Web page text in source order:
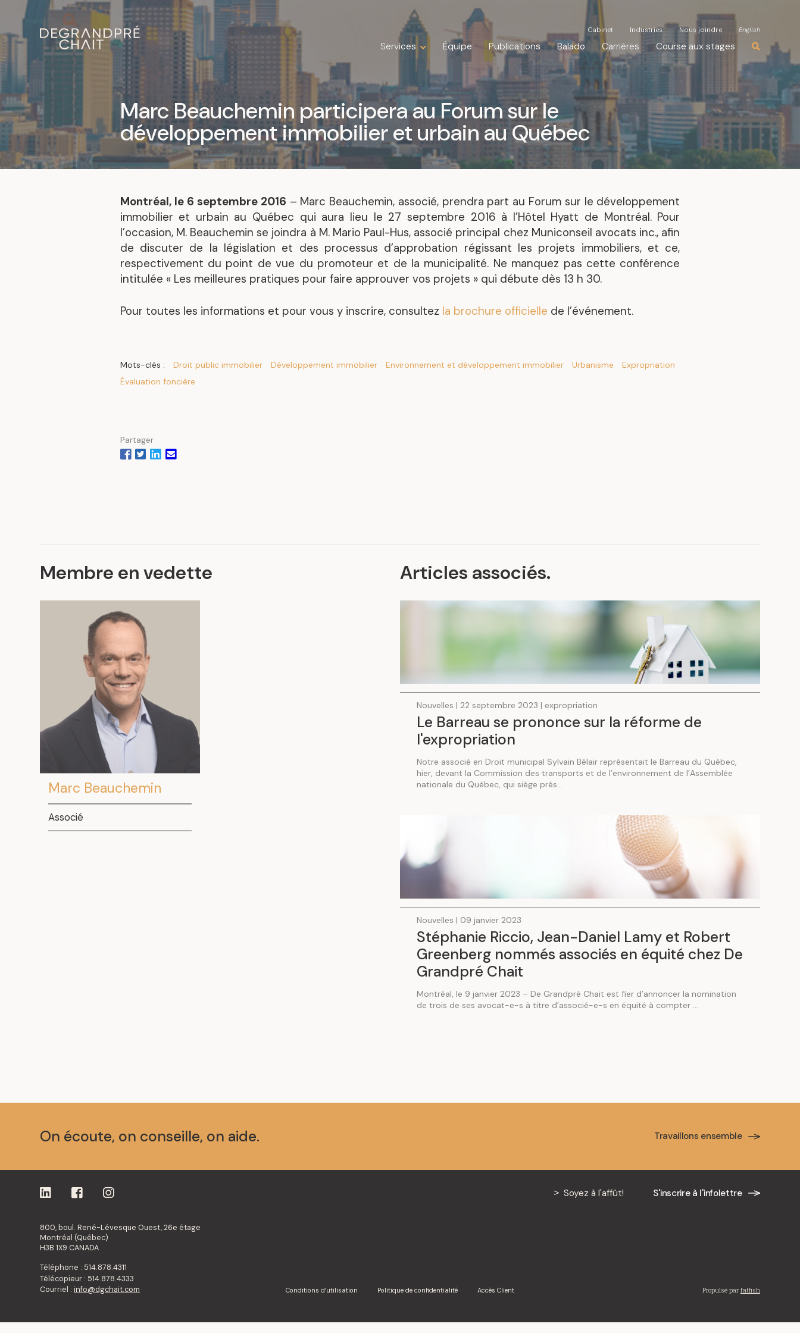
Cabinet Industries Nous joindre English
Services Équipe Publications Balado Carrières Course aux stages
Expertises
Droit de la construction
Droit de la famille
Droit des affaires
Droit fiscal
Droit immobilier
Insolvabilité, restructuration, faillite et
liquidation
Litige
Mandats représentatifs
Cabinet Industries Nous joindre English
Services Équipe Publications Balado Carrières Course aux stages
Marc Beauchemin participera au Forum sur le
développement immobilier et urbain au Québec
Montréal, le 6 septembre 2016 – Marc Beauchemin, associé, prendra part au Forum sur le développement
immobilier et urbain au Québec qui aura lieu le 27 septembre 2016 à l’Hôtel Hyatt de Montréal. Pour
l’occasion, M. Beauchemin se joindra à M. Mario Paul-Hus, associé principal chez Municonseil avocats inc., afin
de discuter de la législation et des processus d’approbation régissant les projets immobiliers, et ce,
respectivement du point de vue du promoteur et de la municipalité. Ne manquez pas cette conférence
intitulée « Les meilleures pratiques pour faire approuver vos projets » qui débute dès 13 h 30.
Pour toutes les informations et pour vous y inscrire, consultez la brochure officielle de l’événement.
Mots-clés : Droit public immobilier Développement immobilier Environnement et développement immobilier Urbanisme
Expropriation
Évaluation foncière
Partager
Membre en vedette
Marc Beauchemin
Associé
Articles associés.
Nouvelles | 22 septembre 2023 | expropriation
Le Barreau se prononce sur la réforme de
l'expropriation
Notre associé en Droit municipal Sylvain Bélair représentait le Barreau du Québec,
hier, devant la Commission des transports et de l’environnement de l’Assemblée
nationale du Québec, qui siège prés...
Nouvelles | 09 janvier 2023
Stéphanie Riccio, Jean-Daniel Lamy et Robert
Greenberg nommés associés en équité chez De
Grandpré Chait
Montréal, le 9 janvier 2023 – De Grandpré Chait est fier d’annoncer la nomination
de trois de ses avocat-e-s à titre d’associé-e-s en équité à compter ...
On écoute, on conseille, on aide. Travaillons ensemble
Soyez à l'affût! S'inscrire à l'infolettre
800, boul. René-Lévesque Ouest, 26e étage
Montréal (Québec)
H3B 1X9 CANADA
Téléphone : 514.878.4311
Télécopieur : 514.878.4333
Courriel :info@dgchait.com Conditions d’utilisation Politique de confidentialité Accès Client Propulsé par fatfish